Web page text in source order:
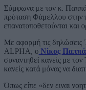
Σύμφωνα με τον κ.
πρόταση Φάμελλου στην
επανατοποθετούνται και
Με αφορμή τις δηλώσεις
ALPHA, ο Νίκος
συναντηθεί κανείς με τον
κανείς κατά μόνας να
Όπως είπε «δεν ειναι